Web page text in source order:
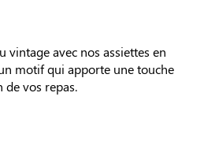
vintage avec nos assiettes en
motif qui apporte une touche
de vos repas.